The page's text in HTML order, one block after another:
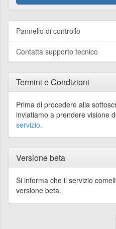
Pannello di controllo
Contatta supporto tecnico
Termini e Condizioni
Prima di procedere alla
inviatiamo a prendere visione
servizio.
Versione beta
Si informa che il servizio
versione beta.